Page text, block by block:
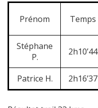
Prénom Temps
Stéphane
P.
2h10’44
Patrice H. 2h16’37